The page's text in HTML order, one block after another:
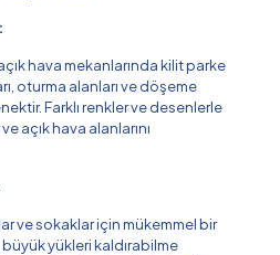
hava mekanlarında kilit parke
oturma alanları ve döşeme
Farklı renkler ve desenlerle
açık hava alanlarını
ve sokaklar için mükemmel bir
büyük yükleri kaldırabilme